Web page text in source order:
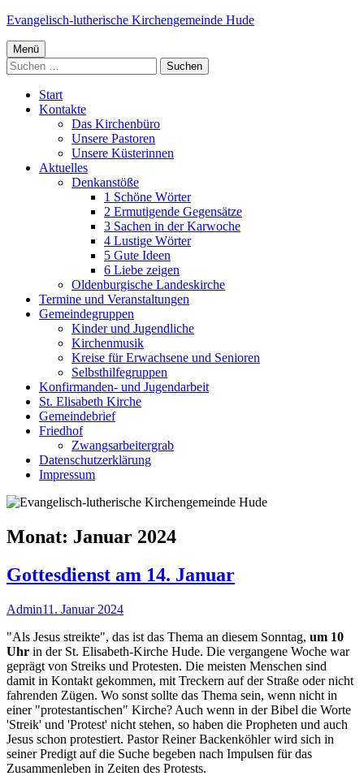
Springe
Inhalt
Evangelisch-lutherische Kirchengemeinde Hude
Primäres
Menü
Menü
Suchen
nach:
Start
Kontakte
Das Kirchenbüro
Unsere Pastoren
Unsere Küsterinnen
Aktuelles
Denkanstöße
1 Schöne Wörter
2 Ermutigende Gegensätze
3 Sachen in der Karwoche
4 Lustige Wörter
5 Gute Ideen
6 Liebe zeigen
Oldenburgische Landeskirche
Termine und Veranstaltungen
Gemeindegruppen
Kinder und Jugendliche
Kirchenmusik
Kreise für Erwachsene und Senioren
Selbsthilfegruppen
Konfirmanden- und Jugendarbeit
St. Elisabeth Kirche
Gemeindebrief
Friedhof
Zwangsarbeitergrab
Datenschutzerklärung
Impressum
Monat: Januar 2024
Gottesdienst am 14. Januar
Autor
AdminVeröffentlicht
11. Januar 2024
"Als Jesus streikte", das ist das Thema an diesem Sonntag, um 10
Uhr in der St. Elisabeth-Kirche Hude. Die vergangene Woche war
geprägt von Streiks und Protesten. Die meisten Menschen sind
damit in Kontakt gekommen, mit Treckern auf der Straße oder nicht
fahrenden Zügen. Wo sonst sollte das Thema sein, wenn nicht in
einer "protestantischen" Kirche? Auch wenn in der Bibel die Worte
'Streik' und 'Protest' nicht stehen, so haben die Propheten und auch
Jesus schon protestiert. Pastor Reiner Backenköhler wird sich in
seiner Predigt auf die Suche begeben nach Impulsen für das
Zusammenleben in Zeiten des Protests.